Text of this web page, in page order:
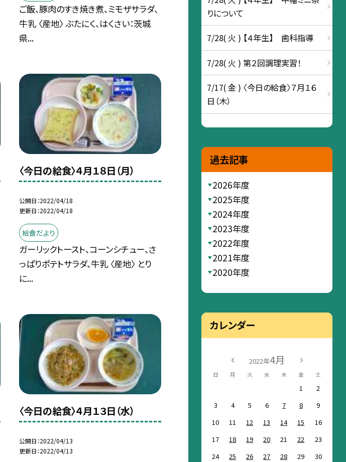
ご飯、豚肉のすき焼き煮、ミモザサラダ、
牛乳 〈産地〉 ぶたにく、はくさい：茨城
県...
〈今日の給食〉４月１８日（月）
公開日 2022/04/18
更新日 2022/04/18
給食だより
ガーリックトースト、コーンシチュー、さ
っぱりポテトサラダ、牛乳 〈産地〉 とり
に...
〈今日の給食〉４月１３日（水）
公開日 2022/04/13
更新日 2022/04/13
りについて
7/28( 火 ) 【４年生】 歯科指導
7/28( 火 ) 第２回調理実習！
7/17( 金 ) 〈今日の給食〉７月１６
日（木）
過去記事
2026年度
2025年度
2024年度
2023年度
2022年度
2021年度
2020年度
カレンダー
2022年4月
日 月 火 水 木 金 土
1
2
3
4 5 6 7 8
9
10
11 12 13 14 15
16
17
18 19 20 21 22
23
24
25 26 27 28 29 30